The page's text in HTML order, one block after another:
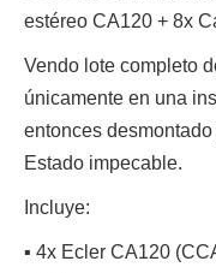
estéreo CA120 + 8x
Vendo lote completo
únicamente en una
entonces
Estado impecable.
Incluye:
▪️ 4x Ecler CA120